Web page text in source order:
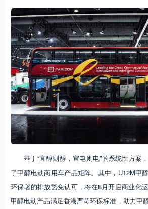
基于“宜醇则醇，宜电则电”的系统性方案
了甲醇电动商用车产品矩阵。其中，U12M甲
环保署的排放豁免认可，将在8月开启商业化
甲醇电动产品满足香港严苛环保标准，助力甲